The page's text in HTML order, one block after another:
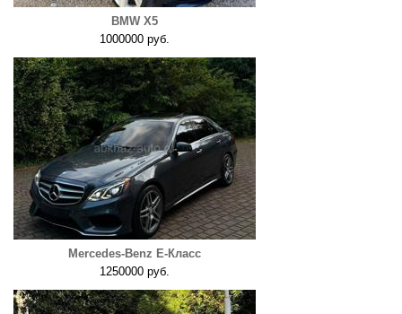
BMW X5
1000000 руб.
Mercedes-Benz E-Класс
1250000 руб.